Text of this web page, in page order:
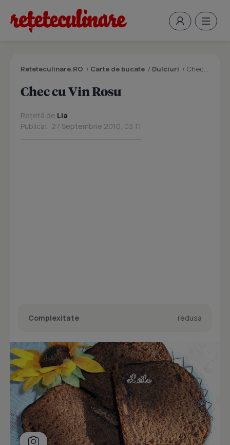
Reteteculinare.RO / Carte de bucate / Dulciuri / Chec cu Vin Rosu
Chec cu Vin Rosu
Rețetă de Lia
Publicat: 27 Septembrie 2010, 03:11
Complexitate redusa